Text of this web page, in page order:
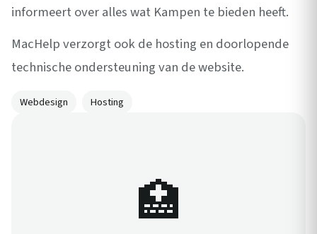
informeert over alles wat Kampen te bieden heeft.
MacHelp verzorgt ook de hosting en doorlopende
technische ondersteuning van de website.
Webdesign Hosting
🏥